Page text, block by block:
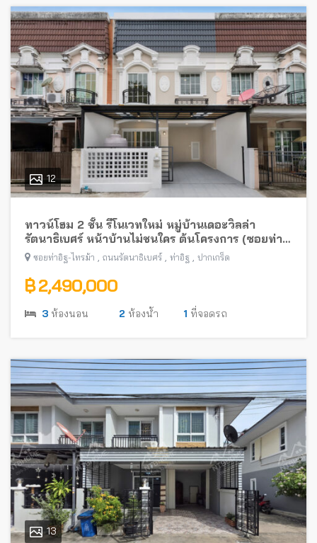
12
ทาวน์โฮม 2 ชั้น รีโนเวทใหม่ หมู่บ้านเดอะวิลล่า
รัตนาธิเบศร์ หน้าบ้านไม่ชนใคร ต้นโครงการ (ซอยท่า
อิฐ-ไทรม้า) พร้อมอยู่ ใกล้รถไฟฟ้าสายสีม่วง
ซอยท่าอิฐ-ไทรม้า , ถนนรัตนาธิเบศร์ , ท่าอิฐ , ปากเกร็ด
฿ 2,490,000
3 ห้องนอน 2 ห้องน้ำ 1 ที่จอดรถ
13